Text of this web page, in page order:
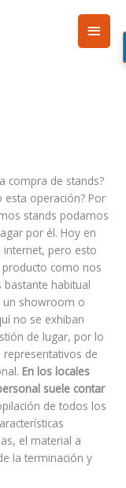
compra de stands?
operación? Por
stands podamos
por él. Hoy en
pero esto
como nos
habitual
un showroom o
no se exhiban
de lugar, por lo
de
En los locales
suele contar
de todos los
el material a
la terminación y